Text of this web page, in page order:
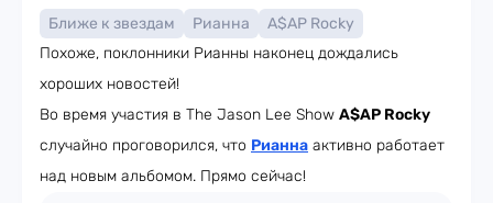
Ближе к звездам Рианна
A$AP Rocky
Похоже, поклонники Рианны наконец дождались
хороших новостей!
Во время участия в The Jason Lee Show A$AP Rocky
случайно проговорился, что Рианна активно работает
над новым альбомом. Прямо сейчас!